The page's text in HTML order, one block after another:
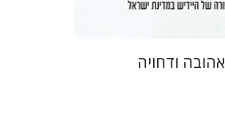
אהובה ודחויה